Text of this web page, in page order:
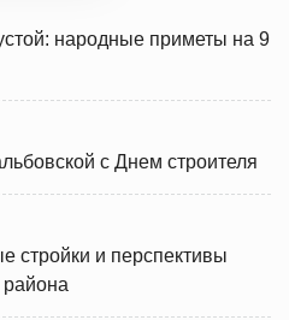
народные приметы на 9
с Днем строителя
стройки и перспективы
района